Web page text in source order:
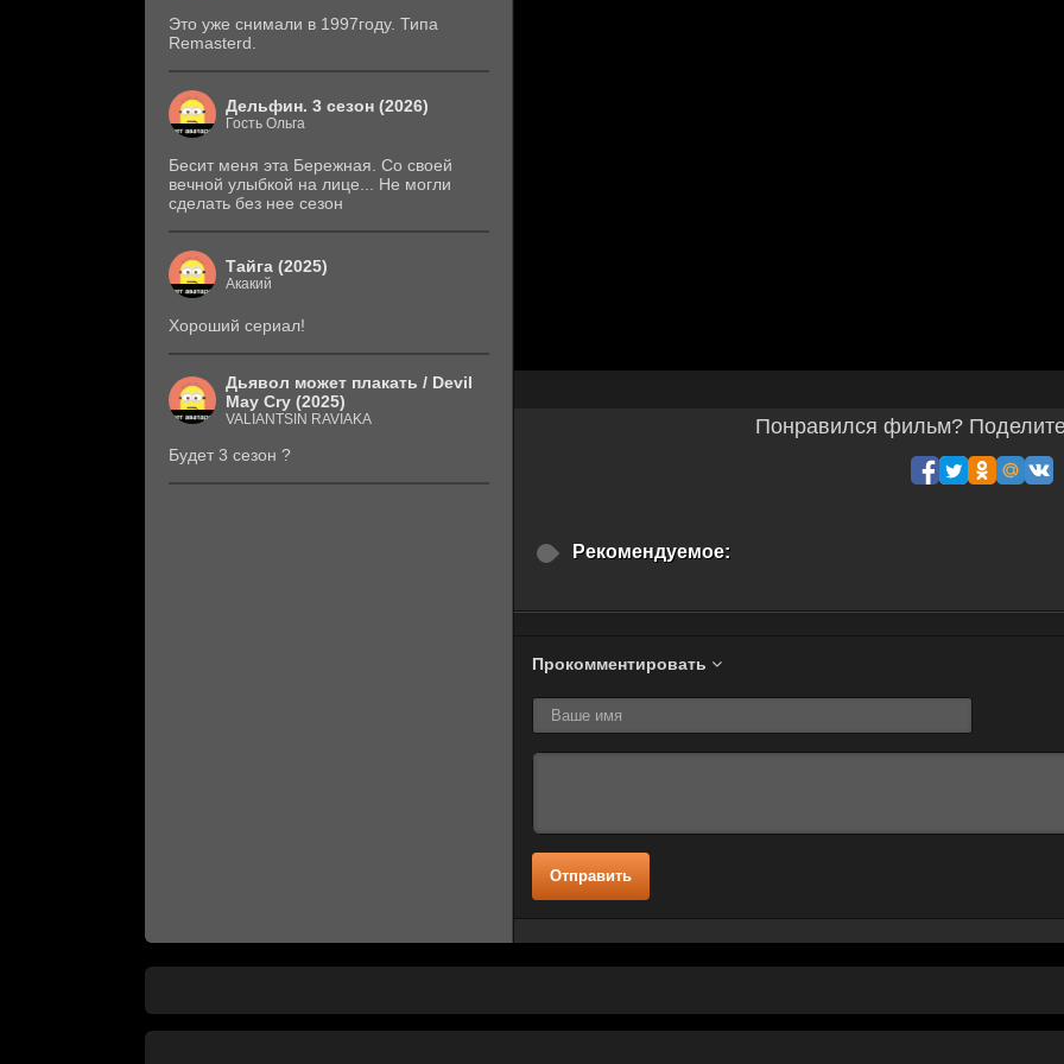
Понравился фильм?
Рекомендуемое:
Прокомментировать
Отправить
Это уже снимали в 1997году. Типа
Remasterd.
Дельфин. 3 сезон (2026)
Гость Ольга
Бесит меня эта Бережная. Со своей
вечной улыбкой на лице... Не могли
сделать без нее сезон
Тайга (2025)
Акакий
Хороший сериал!
Дьявол может плакать / Devil
May Cry (2025)
VALIANTSIN RAVIAKA
Будет 3 сезон ?